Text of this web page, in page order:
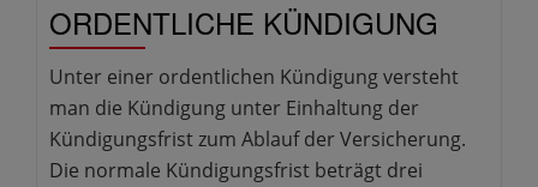
ORDENTLICHE KÜNDIGUNG
Unter einer ordentlichen Kündigung versteht
man die Kündigung unter Einhaltung der
Kündigungsfrist zum Ablauf der Versicherung.
Die normale Kündigungsfrist beträgt drei